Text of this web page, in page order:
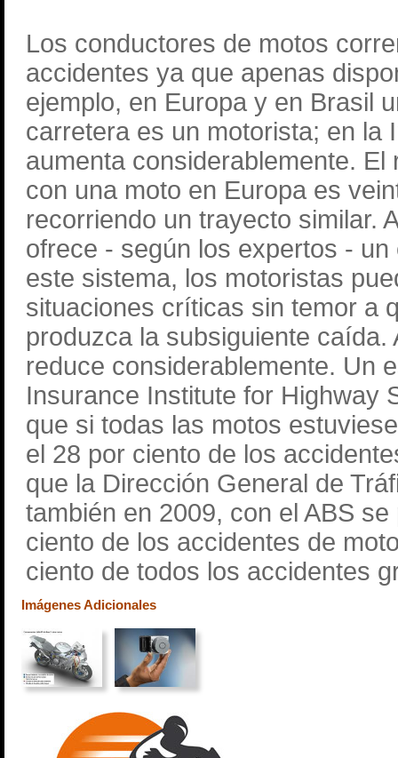
Los conductores de motos
accidentes ya que apenas
ejemplo, en Europa y en Brasil
carretera es un motorista; en la
aumenta considerablemente.
con una moto en Europa es
recorriendo un trayecto similar.
ofrece - según los expertos -
este sistema, los motoristas
situaciones críticas sin temor a
produzca la subsiguiente
reduce considerablemente. Un
Insurance Institute for Highway
que si todas las motos
el 28 por ciento de los
que la Dirección General de
también en 2009, con el ABS
ciento de los accidentes de
ciento de todos los accidentes
Imágenes Adicionales